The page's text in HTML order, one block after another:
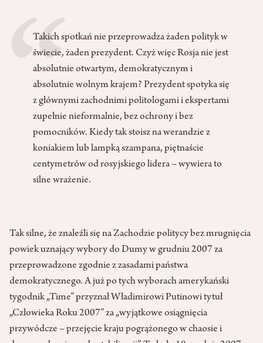
Takich spotkań nie przeprowadza żaden polityk w
świecie, żaden prezydent. Czyż więc Rosja nie jest
absolutnie otwartym, demokratycznym i
absolutnie wolnym krajem? Prezydent spotyka się
z głównymi zachodnimi politologami i ekspertami
zupełnie nieformalnie, bez ochrony i bez
pomocników. Kiedy tak stoisz na werandzie z
koniakiem lub lampką szampana, piętnaście
centymetrów od rosyjskiego lidera – wywiera to
silne wrażenie.
Tak silne, że znaleźli się na Zachodzie politycy bez mrugnięcia
powiek uznający wybory do Dumy w grudniu 2007 za
przeprowadzone zgodnie z zasadami państwa
demokratycznego. A już po tych wyborach amerykański
tygodnik „Time” przyznał Władimirowi Putinowi tytuł
„Człowieka Roku 2007” za „wyjątkowe osiągnięcia
przywódcze – przejęcie kraju pogrążonego w chaosie i